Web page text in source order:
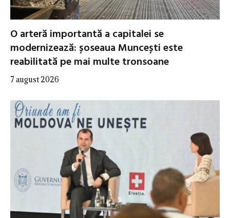
O arteră importantă a capitalei se
modernizează: șoseaua Muncești este
reabilitată pe mai multe tronsoane
7 august 2026